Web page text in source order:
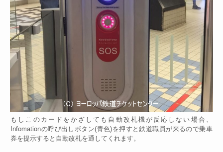
もしこのカードをかざしても自動改札機が反応しない場合、
Infomationの呼び出しボタン(青色)を押すと鉄道職員が来るので乗車
券を提示すると自動改札を通してくれます。